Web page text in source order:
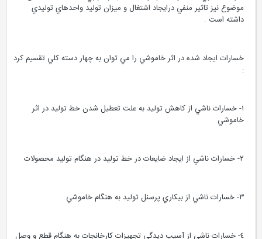
موضوع نيز تاثير منفي درايجاد اشتغال و ميزان توليد واحدهاي توليدي
داشته است .
خسارات ايجاد شده در اثر خاموشي را مي توان به چهار دسته كلي تقسيم كرد
١- خسارات ناشي از كاهش توليد به علت تعطيل شدن خط توليد در اثر
خاموشي
٤- خسارات ناشي از آسيب ديدگي تجهيزات كارخانجات به هنگام قطع و وصل